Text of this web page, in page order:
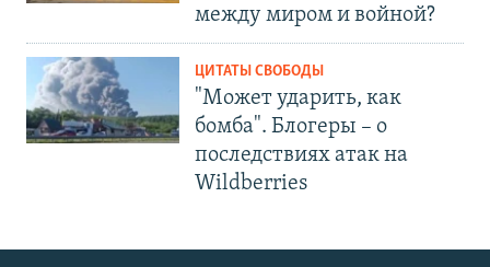
между миром и войной?
ЦИТАТЫ СВОБОДЫ
"Может ударить, как
бомба". Блогеры – о
последствиях атак на
Wildberries